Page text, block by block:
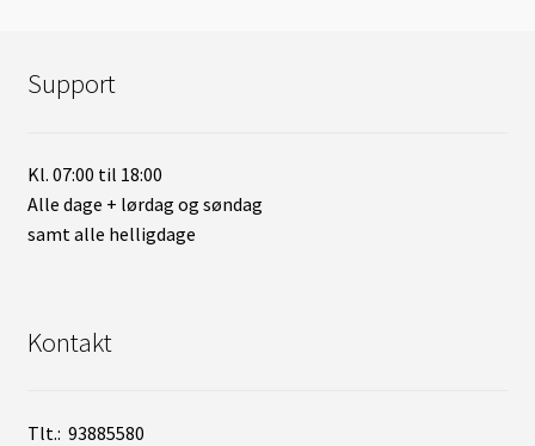
Support
Kl. 07:00 til 18:00
Alle dage + lørdag og søndag
samt alle helligdage
Kontakt
Tlt.: 93885580